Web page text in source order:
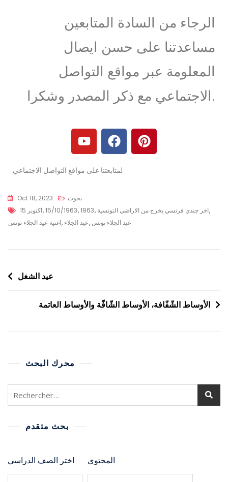
الرجاء من السادة المتابعين
مساعدتنا على حسن ايصال
المعلومة عبر مواقع التواصل
الاجتماعي مع ذكر المصدر وشكرا.
لمتابعتنا على مواقع التواصل الاجتماعي
Oct 18, 2023
بحوث
15 اكتوبر,15/10/1963,1963, اخر جندي فرنسي يخرج من الاراضي التونسية,
اغنية عيد الجلاء تونس, عيد الجلاء, عيد الجلاء تونس
عيد الشغل
الأوساط الشّفّافة، الأوساط الشّافّة والأوساط العاتمة
محرك البحث
بحث متقدم
اختر الصف الدراسي المحتوى